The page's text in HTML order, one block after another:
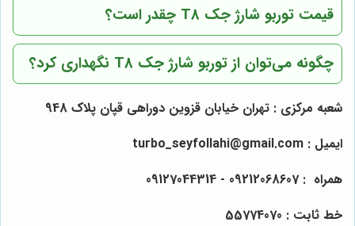
قیمت توربو شارژ جک T8 چقدر است؟
چگونه می‌توان از توربو شارژ جک T8 نگهداری کرد؟
شعبه مرکزی : تهران خیابان قزوین دوراهی قپان پلاک 948
ایمیل : turbo_seyfollahi@gmail.com
همراه : 09212068607 - 09127044314
خط ثابت : 55774070